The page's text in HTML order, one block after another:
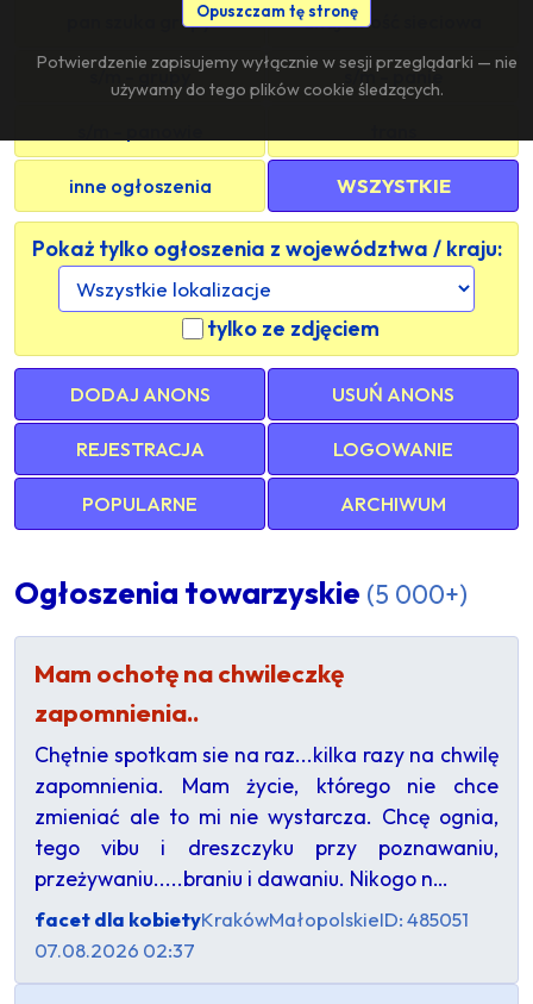
Opuszczam tę stronę
Potwierdzenie zapisujemy wyłącznie w sesji przeglądarki — nie
używamy do tego plików cookie śledzących.
pan szuka grupy znajomość sieciowa
s/m - grupy s/m - panie
inne ogłoszenia WSZYSTKIE
Pokaż tylko ogłoszenia z województwa / kraju:
tylko ze zdjęciem
DODAJ ANONS USUŃ ANONS
REJESTRACJA LOGOWANIE
POPULARNE ARCHIWUM
Ogłoszenia towarzyskie (5 000+)
Mam ochotę na chwileczkę
zapomnienia..
Chętnie spotkam sie na raz...kilka razy na chwilę
zapomnienia. Mam życie, którego nie chce
zmieniać ale to mi nie wystarcza. Chcę ognia,
tego vibu i dreszczyku przy poznawaniu,
przeżywaniu.....braniu i dawaniu. Nikogo n…
facet dla kobietyKrakówMałopolskieID: 485051
07.08.2026 02:37